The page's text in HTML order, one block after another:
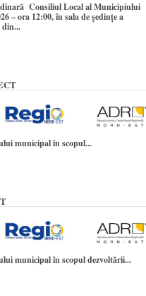
Consiliul Local al Municipiului
– ora 12:00, în sala de ședințe a
municipal în scopul...
municipal în scopul dezvoltării...